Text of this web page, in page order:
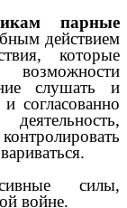
парные
действием
которые
слушать и
согласованно
силы,
войне.